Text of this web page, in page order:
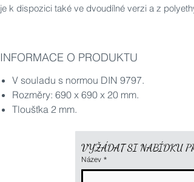
je k dispozici také ve dvoudílné verzi a z
INFORMACE O PRODUKTU
V souladu s normou DIN 9797.
Rozměry: 690 x 690 x 20 mm.
Tloušťka 2 mm.
VYŽÁDAT SI NABÍDKU
Název *